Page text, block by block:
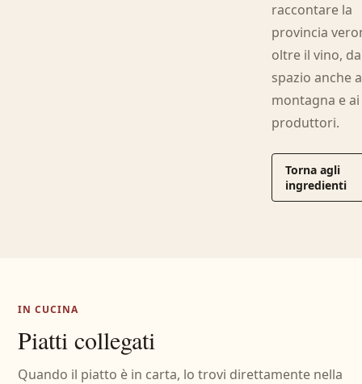
raccontare la
provincia
oltre il vino,
spazio anche
montagna e
produttori.
Torna agli
ingredienti
IN CUCINA
Piatti collegati
Quando il piatto è in carta, lo trovi direttamente nella